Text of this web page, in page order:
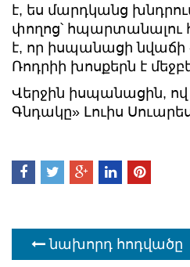
է, ես մարդկանց
փողոց՝
է, որ իսպանացի նվաճի
Ռոդրիի խոսքերն է
Վերջին իսպանացին, ով
Գնդակը» Լուիս
նախորդ հոդվածը